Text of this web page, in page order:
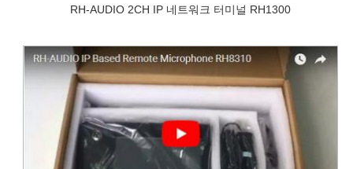
RH-AUDIO 2CH IP 네트워크 터미널 RH1300